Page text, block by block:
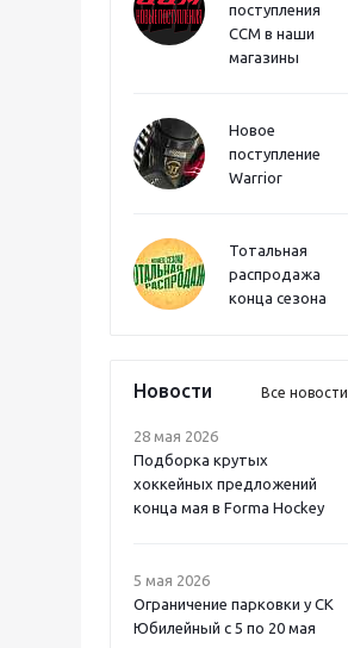
поступления
CCM в наши
магазины
Новое
поступление
Warrior
Тотальная
распродажа
конца сезона
Новости Все новости
28 мая 2026
Подборка крутых
хоккейных предложений
конца мая в Forma Hockey
5 мая 2026
Ограничение парковки у СК
Юбилейный с 5 по 20 мая